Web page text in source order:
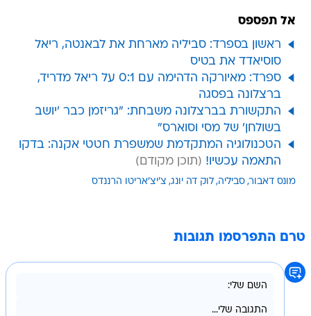
אל תפספס
ראשון בספרד: סביליה מארחת את לבאנטה, ריאל
סוסיאדד את בטיס
ספרד: מאיורקה הדהימה עם 0:1 על ריאל מדריד,
ברצלונה בפסגה
התקשורת בברצלונה משבחת: "גריזמן כבר 'יושב
בשולחן' של מסי וסוארס"
הטכנולוגיה המתקדמת שמשפרת חטטי אקנה: בדקו
התאמה עכשיו!
מונס דאבור סביליה לוק דה יונג צ'יצ'אריטו הרננדס
טרם התפרסמו תגובות